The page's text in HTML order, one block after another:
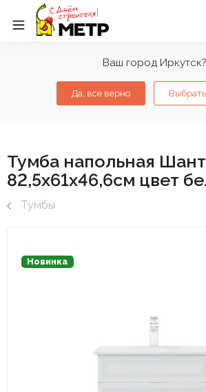
Ваш город Иркутск?
Да, все верно
Тумба напольная
82,5х61х46,6см цвет
Тумбы
Новинка